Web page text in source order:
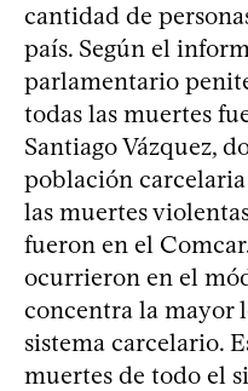
cantidad de
país. Según el
parlamentario
todas las muertes
Santiago Vázquez,
población carcelaria
las muertes
fueron en el
ocurrieron en el
concentra la mayor
sistema carcelario.
muertes de todo el